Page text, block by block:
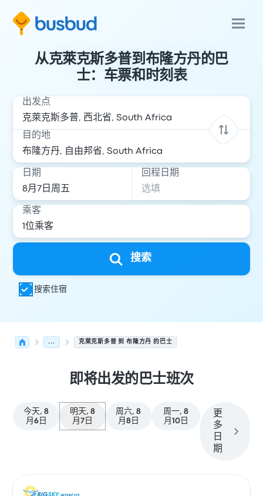
从克萊克斯多普到布隆方丹的巴
士：车票和时刻表
出发点
目的地
日期 回程日期
乘客
搜索
搜索住宿
... 克萊克斯多普 到 布隆方丹 的巴士
即将出发的巴士班次
今天, 8
月6日
明天, 8
月7日
周六, 8
月8日
周一, 8
月10日
更
多
日
期